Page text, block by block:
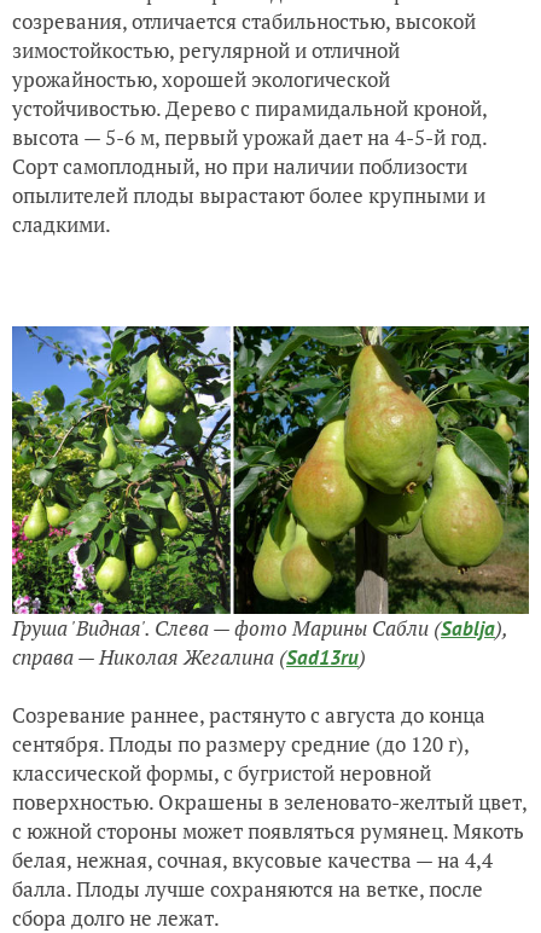
созревания, отличается стабильностью, высокой
зимостойкостью, регулярной и отличной
урожайностью, хорошей экологической
устойчивостью. Дерево с пирамидальной кроной,
высота — 5-6 м, первый урожай дает на 4-5-й год.
Сорт самоплодный, но при наличии поблизости
опылителей плоды вырастают более крупными и
сладкими.
Груша 'Видная'. Слева — фото Марины Сабли (Sablja),
справа — Николая Жегалина (Sad13ru)
Созревание раннее, растянуто с августа до конца
сентября. Плоды по размеру средние (до 120 г),
классической формы, с бугристой неровной
поверхностью. Окрашены в зеленовато-желтый цвет,
с южной стороны может появляться румянец. Мякоть
белая, нежная, сочная, вкусовые качества — на 4,4
балла. Плоды лучше сохраняются на ветке, после
сбора долго не лежат.